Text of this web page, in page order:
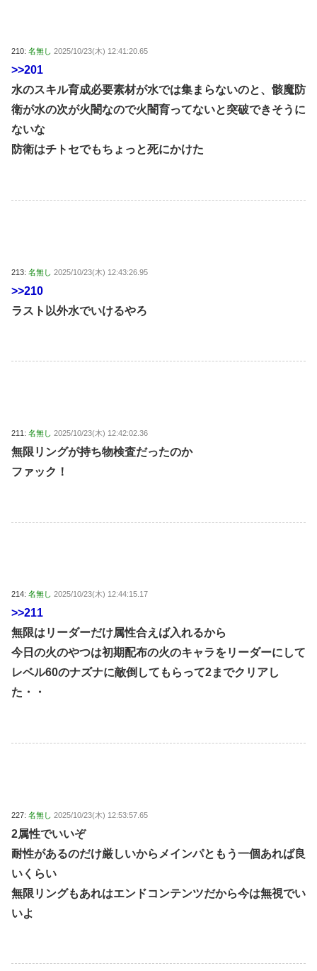
210: 名無し 2025/10/23(木) 12:41:20.65
>>201
水のスキル育成必要素材が水では集まらないのと、骸魔防
衛が水の次が火闇なので火闇育ってないと突破できそうに
ないな
防衛はチトセでもちょっと死にかけた
213: 名無し 2025/10/23(木) 12:43:26.95
>>210
ラスト以外水でいけるやろ
211: 名無し 2025/10/23(木) 12:42:02.36
無限リングが持ち物検査だったのか
ファック！
214: 名無し 2025/10/23(木) 12:44:15.17
>>211
無限はリーダーだけ属性合えば入れるから
今日の火のやつは初期配布の火のキャラをリーダーにして
レベル60のナズナに敵倒してもらって2までクリアし
た・・
227: 名無し 2025/10/23(木) 12:53:57.65
2属性でいいぞ
耐性があるのだけ厳しいからメインパともう一個あれば良
いくらい
無限リングもあれはエンドコンテンツだから今は無視でい
いよ